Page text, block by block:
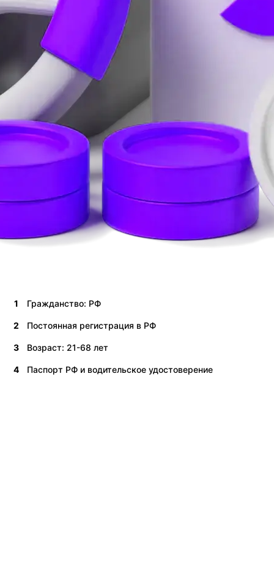
1 Гражданство: РФ
2 Постоянная регистрация в РФ
3 Возраст: 21-68 лет
4 Паспорт РФ и водительское удостоверение